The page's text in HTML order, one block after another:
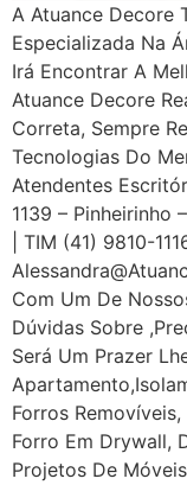
A Atuance Decore
Especializada Na
Irá Encontrar A
Atuance Decore
Correta, Sempre
Tecnologias Do
Atendentes
1139 – Pinheirinho
| TIM (41) 9810-
Com Um De
Dúvidas Sobre
Será Um Prazer
Forros
Forro Em Drywall,
Projetos De